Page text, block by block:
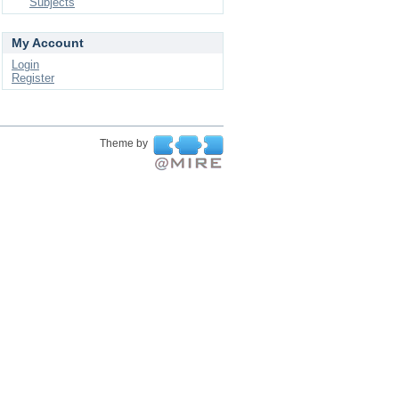
My Account
Login
Register
Theme by